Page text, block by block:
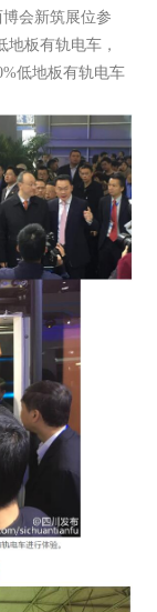
会新筑展位参
板有轨电车，
低地板有轨电车